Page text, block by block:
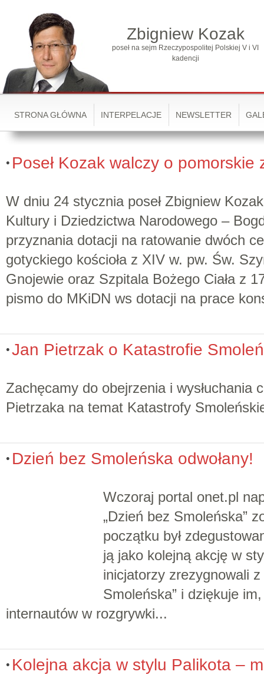
Zbigniew Kozak
poseł na sejm Rzeczypospolitej Polskiej V i VI
kadencji
STRONA GŁÓWNA INTERPELACJE NEWSLETTER
Poseł Kozak walczy o pomorskie
W dniu 24 stycznia poseł Zbigniew
Kultury i Dziedzictwa Narodowego –
przyznania dotacji na ratowanie dwóch
gotyckiego kościoła z XIV w. pw. Św.
Gnojewie oraz Szpitala Bożego Ciała z
pismo do MKiDN ws dotacji na prace
Jan Pietrzak o Katastrofie
Zachęcamy do obejrzenia i wysłuchania
Pietrzaka na temat Katastrofy
Dzień bez Smoleńska odwołany!
Wczoraj portal onet.pl
„Dzień bez Smoleńska”
początku był
ją jako kolejną akcję w
inicjatorzy zrezygnowali z
Smoleńska” i dziękuje
internautów w rozgrywki...
Kolejna akcja w stylu Palikota –